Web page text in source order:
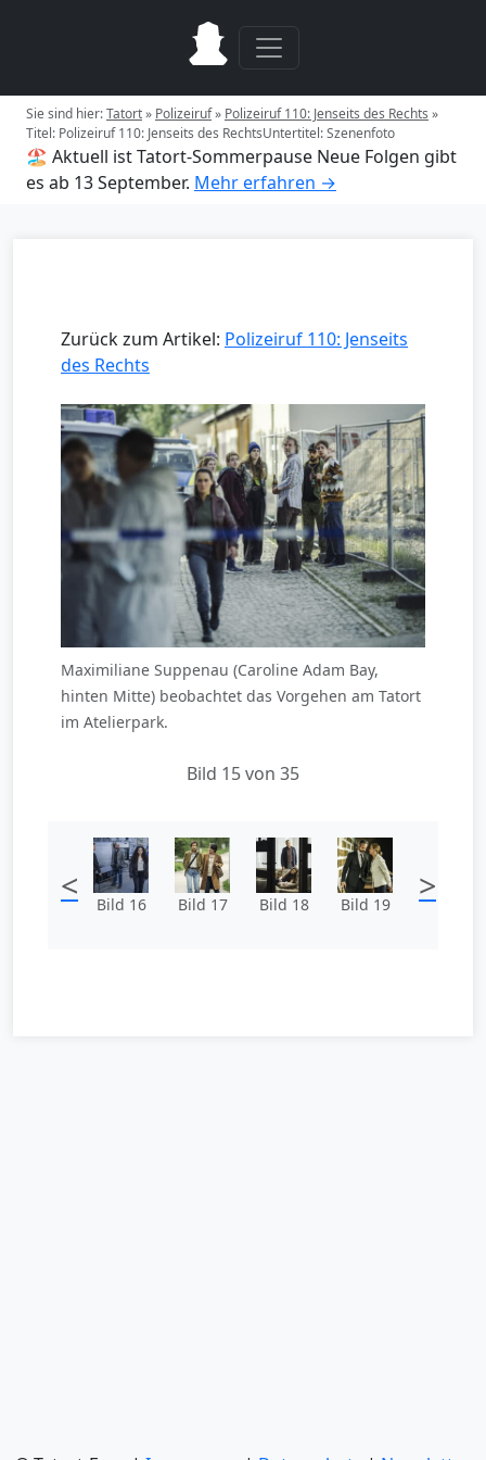
Sie sind hier:Tatort» Polizeiruf» Polizeiruf 110: Jenseits des Rechts »
Titel: Polizeiruf 110: Jenseits des RechtsUntertitel: Szenenfoto
🏖️ Aktuell ist Tatort-Sommerpause Neue Folgen gibt
es ab 13 September. Mehr erfahren →
Zurück zum Artikel: Polizeiruf 110: Jenseits
des Rechts
Maximiliane Suppenau (Caroline Adam Bay,
hinten Mitte) beobachtet das Vorgehen am Tatort
im Atelierpark.
Bild 15 von 35
< Bild 16 Bild 17 Bild 18 Bild 19 >